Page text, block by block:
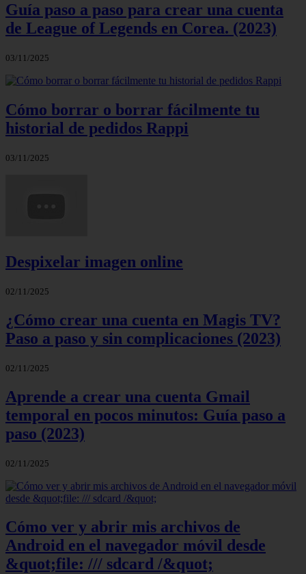
Guía paso a paso para crear una cuenta
de League of Legends en Corea. (2023)
03/11/2025
Cómo borrar o borrar fácilmente tu
historial de pedidos Rappi
03/11/2025
Despixelar imagen online
02/11/2025
¿Cómo crear una cuenta en Magis TV?
Paso a paso y sin complicaciones (2023)
02/11/2025
Aprende a crear una cuenta Gmail
temporal en pocos minutos: Guía paso a
paso (2023)
02/11/2025
Cómo ver y abrir mis archivos de
Android en el navegador móvil desde
&quot;file: /// sdcard /&quot;